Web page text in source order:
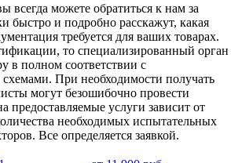
всегда можете обратиться к нам за
быстро и подробно расскажут, какая
требуется для ваших товарах.
то специализированный орган
в полном соответствии с
При необходимости получать
могут безошибочно провести
предоставляемые услуги зависит от
необходимых испытательных
Все определяется заявкой.